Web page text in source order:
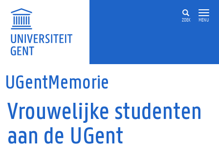
ZOEK MENU
UGentMemorie
Vrouwelijke studenten
aan de UGent